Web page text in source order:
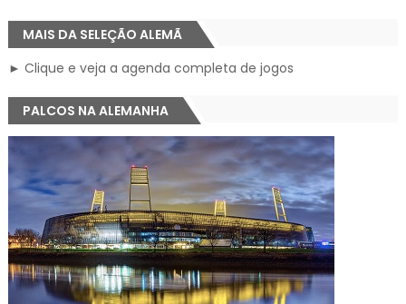
MAIS DA SELEÇÃO ALEMÃ
► Clique e veja a agenda completa de jogos
PALCOS NA ALEMANHA